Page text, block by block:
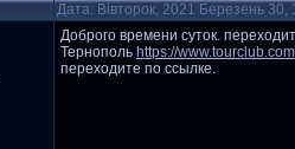
Дата: Вівторок, 2021 Березень
Доброго времени суток.
Тернополь https://
переходите по ссылке.